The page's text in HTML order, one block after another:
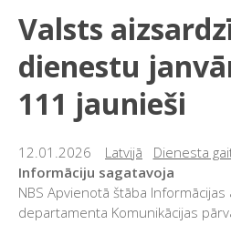
Valsts
dienestu
111 jaunieši
12.01.2026 Latvijā Dienesta
Informāciju sagatavoja
NBS Apvienotā štāba
departamenta Komunikācijas